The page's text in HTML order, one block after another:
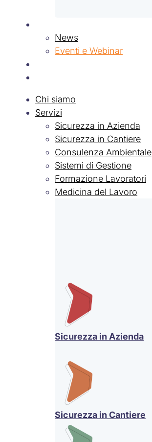
News
Eventi e Webinar
Chi siamo
Servizi
Sicurezza in Azienda
Sicurezza in Cantiere
Consulenza Ambientale
Sistemi di Gestione
Formazione Lavoratori
Medicina del Lavoro
Sicurezza in Azienda
Sicurezza in Cantiere